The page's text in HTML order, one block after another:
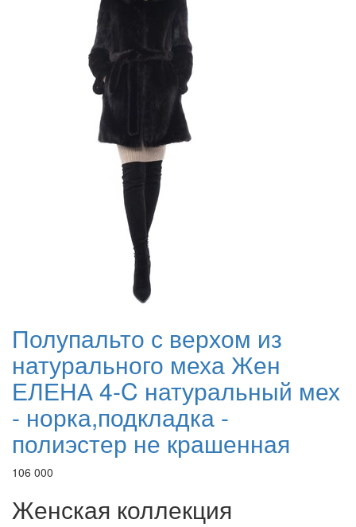
Полупальто с верхом из
натурального меха Жен
ЕЛЕНА 4-C натуральный мех
- норка,подкладка -
полиэстер не крашенная
106 000
Женская коллекция